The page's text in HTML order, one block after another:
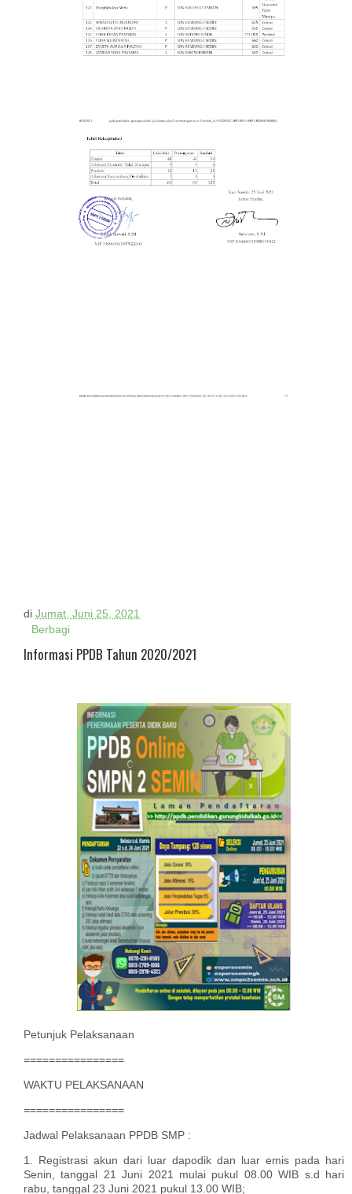
di Jumat, Juni 25, 2021
Berbagi
Informasi PPDB Tahun 2020/2021
Petunjuk Pelaksanaan
================
WAKTU PELAKSANAAN
================
Jadwal Pelaksanaan PPDB SMP :
1. Registrasi akun dari luar dapodik dan luar emis pada hari
Senin, tanggal 21 Juni 2021 mulai pukul 08.00 WIB s.d hari
rabu, tanggal 23 Juni 2021 pukul 13.00 WIB;